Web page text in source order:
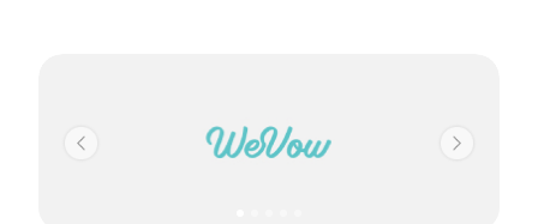
Previous Next